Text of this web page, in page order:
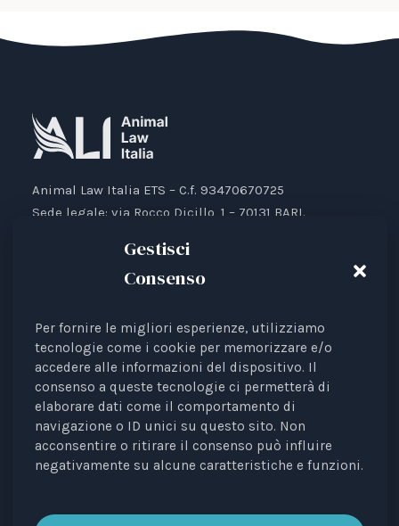
Gestisci
Consenso
Per fornire le migliori esperienze, utilizziamo
tecnologie come i cookie per memorizzare e/o
accedere alle informazioni del dispositivo. Il
consenso a queste tecnologie ci permetterà di
elaborare dati come il comportamento di
navigazione o ID unici su questo sito. Non
acconsentire o ritirare il consenso può influire
negativamente su alcune caratteristiche e funzioni.
Animal Law Italia ETS – C.f. 93470670725
Sede legale: via Rocco Dicillo, 1 – 70131 BARI.
Animal Law Italia è un Ente del Terzo Settore avente
come finalità la tutela legale degli animali.
Iscrizione al RUNTS Rep. 4 del 01/03/2022.
L'associazione è riconosciuta come rappresentante di
interessi davanti alle Istituzioni europee.
La rivistaDiritti degli Animali. Profili Etici, Scientifici e
Bari n. 8/2023 del 18/09/2023, direttrice